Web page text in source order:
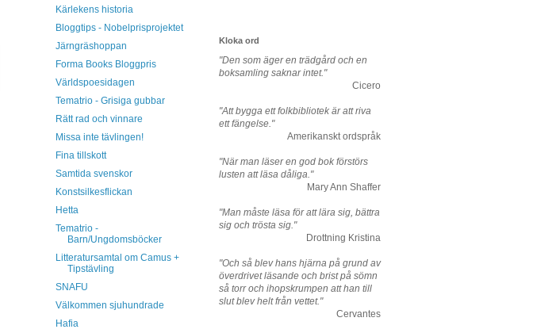
Kärlekens historia
Bloggtips - Nobelprisprojektet
Järngräshoppan
Forma Books Bloggpris
Världspoesidagen
Tematrio - Grisiga gubbar
Rätt rad och vinnare
Missa inte tävlingen!
Fina tillskott
Samtida svenskor
Konstsilkesflickan
Hetta
Tematrio -
Barn/Ungdomsböcker
Litteratursamtal om Camus +
Tipstävling
SNAFU
Välkommen sjuhundrade
Hafia
Kloka ord
"Den som äger en trädgård och en
boksamling saknar intet."
Cicero
"Att bygga ett folkbibliotek är att riva
ett fängelse."
Amerikanskt ordspråk
"När man läser en god bok förstörs
lusten att läsa dåliga."
Mary Ann Shaffer
"Man måste läsa för att lära sig, bättra
sig och trösta sig."
Drottning Kristina
"Och så blev hans hjärna på grund av
överdrivet läsande och brist på sömn
så torr och ihopskrumpen att han till
slut blev helt från vettet."
Cervantes